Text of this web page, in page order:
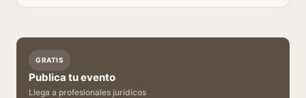
GRATIS
Publica tu evento
Llega a profesionales jurídicos